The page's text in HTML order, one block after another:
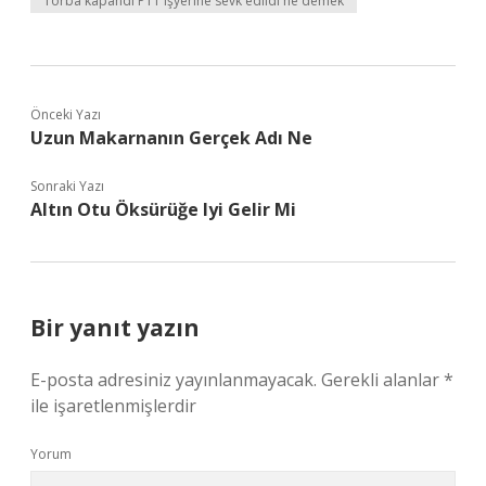
Önceki Yazı
Uzun Makarnanın Gerçek Adı Ne
Sonraki Yazı
Altın Otu Öksürüğe Iyi Gelir Mi
Bir yanıt yazın
E-posta adresiniz yayınlanmayacak. Gerekli alanlar*
ile işaretlenmişlerdir
Yorum